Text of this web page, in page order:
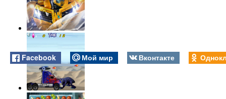
Facebook Мой мир Вконтакте